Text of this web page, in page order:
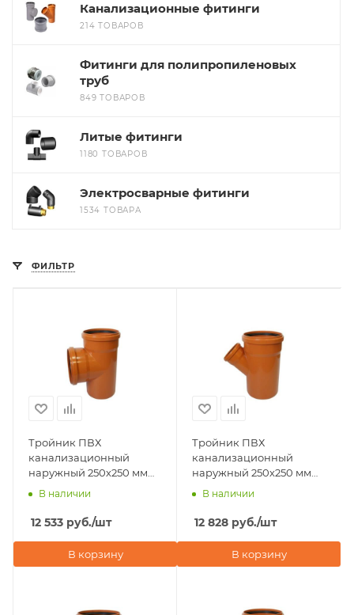
Канализационные фитинги
214 ТОВАРОВ
Фитинги для полипропиленовых
труб
849 ТОВАРОВ
Литые фитинги
1180 ТОВАРОВ
Электросварные фитинги
1534 ТОВАРА
ФИЛЬТР
Тройник ПВХ
канализационный
наружный 250х250 мм
87° Хемкор
В наличии
12 533 руб./шт
В корзину
Тройник ПВХ
канализационный
наружный 250х250 мм
45° Хемкор
В наличии
12 828 руб./шт
В корзину